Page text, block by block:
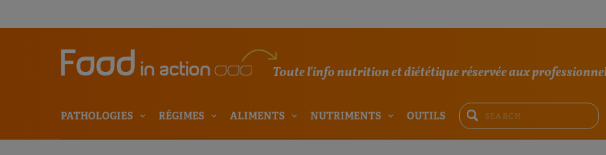
Toute l'info nutrition et diététique réservée aux
PATHOLOGIES RÉGIMES ALIMENTS NUTRIMENTS OUTILS